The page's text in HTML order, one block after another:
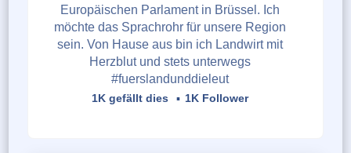
Europäischen Parlament in Brüssel. Ich
möchte das Sprachrohr für unsere Region
sein. Von Hause aus bin ich Landwirt mit
Herzblut und stets unterwegs
#fuerslandunddieleut
1K gefällt dies 1K Follower